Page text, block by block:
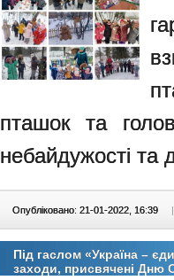
пташок та
небайдужості та
Опубліковано: 21-01-2022, 16:39 |
Під гаслом «Україна –
заходи, присвячені Дню